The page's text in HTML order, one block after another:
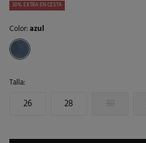
30% EXTRA EN CESTA
Color:azul
Talla:
26 28 30